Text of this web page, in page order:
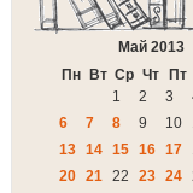
Май 2013
Пн
Вт Ср Чт Пт
1
2 3
6
7 8 9 10
13 14 15 16 17
20 21 22 23 24